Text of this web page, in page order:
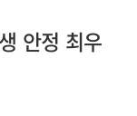
안정 최우